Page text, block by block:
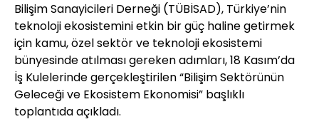
Bilişim Sanayicileri Derneği (TÜBİSAD), Türkiye’nin
teknoloji ekosistemini etkin bir güç haline getirmek
için kamu, özel sektör ve teknoloji ekosistemi
bünyesinde atılması gereken adımları, 18 Kasım’da
İş Kulelerinde gerçekleştirilen “Bilişim Sektörünün
Geleceği ve Ekosistem Ekonomisi” başlıklı
toplantıda açıkladı.